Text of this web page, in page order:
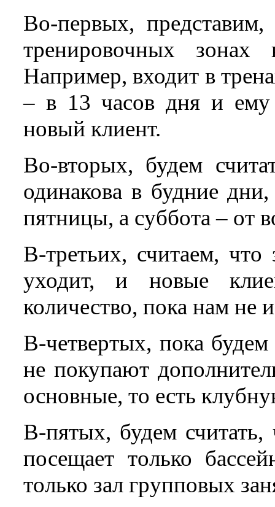
Во-первых,
тренировочных
Например, входит в
– в 13 часов дня и ему
новый клиент.
Во-вторых, будем
одинакова в будние
пятницы, а суббота – от
В-третьих, считаем,
уходит, и новые
количество, пока нам не
В-четвертых, пока
не покупают
основные, то есть
В-пятых, будем
посещает только
только зал групповых